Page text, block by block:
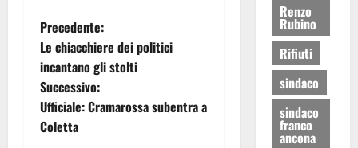
Precedente:
Le chiacchiere dei politici
incantano gli stolti
Successivo:
Ufficiale: Cramarossa subentra a
Coletta
Renzo
Rubino
Rifiuti
sindaco
sindaco
franco
ancona